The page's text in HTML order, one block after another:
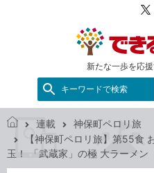
新たな一歩を応
キーワードで検索
き
連載
神保町ペロリ旅
【神保町ペロリ旅】第55食
玉！ 「武蔵家」の極 大ラーメン